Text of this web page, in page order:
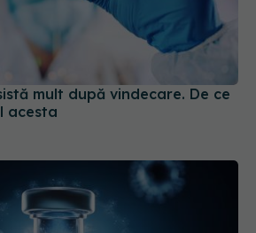
mult după vindecare. De ce
acesta